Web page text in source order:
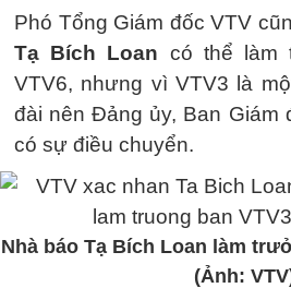
Phó Tổng Giám đốc VTV
Tạ Bích Loan có thể làm
VTV6, nhưng vì VTV3 là
đài nên Đảng ủy, Ban Giám
có sự điều chuyển.
Nhà báo Tạ Bích Loan làm
(Ảnh: